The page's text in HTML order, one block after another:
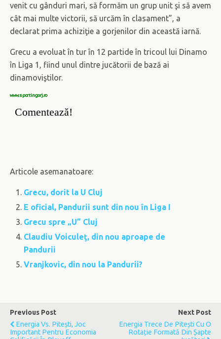
venit cu gânduri mari, să formăm un grup unit şi să avem
cât mai multe victorii, să urcăm în clasament”, a
declarat prima achiziţie a gorjenilor din această iarnă.
Grecu a evoluat în tur în 12 partide în tricoul lui Dinamo
în Liga 1, fiind unul dintre jucătorii de bază ai
dinamoviştilor.
www.sportingorj.ro
Comentează!
Articole asemanatoare:
Grecu, dorit la U Cluj
E oficial, Pandurii sunt din nou în Liga I
Grecu spre „U” Cluj
Claudiu Voiculeţ, din nou aproape de
Pandurii
Vranjkovic, din nou la Pandurii?
Previous Post
Energia Vs. Pitești, Joc
Important Pentru Economia
Next Post
Energia Trece De Pitești Cu O
Rotație Formată Din Șapte